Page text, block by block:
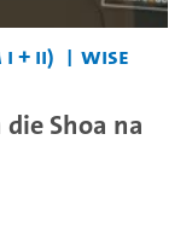
+ II)
WiSe
Shoa na